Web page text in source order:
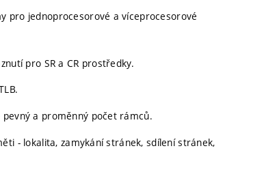
pro jednoprocesorové a víceprocesorové
pro SR a CR prostředky.
a proměnný počet rámců.
- lokalita, zamykání stránek, sdílení stránek,